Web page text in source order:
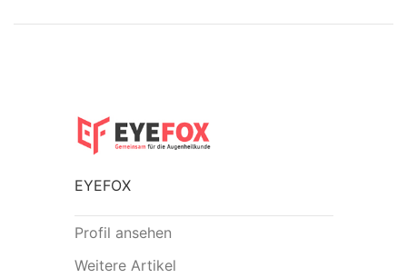
EYEFOX
Profil ansehen
Weitere Artikel